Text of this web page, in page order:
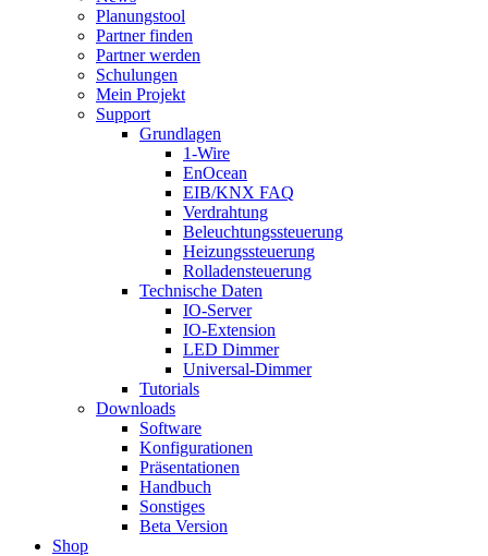
Planungstool
Partner finden
Partner werden
Schulungen
Mein Projekt
Support
Grundlagen
1-Wire
EnOcean
EIB/KNX FAQ
Verdrahtung
Beleuchtungssteuerung
Heizungssteuerung
Rolladensteuerung
Technische Daten
IO-Server
IO-Extension
LED Dimmer
Universal-Dimmer
Tutorials
Downloads
Software
Konfigurationen
Präsentationen
Handbuch
Sonstiges
Beta Version
Shop